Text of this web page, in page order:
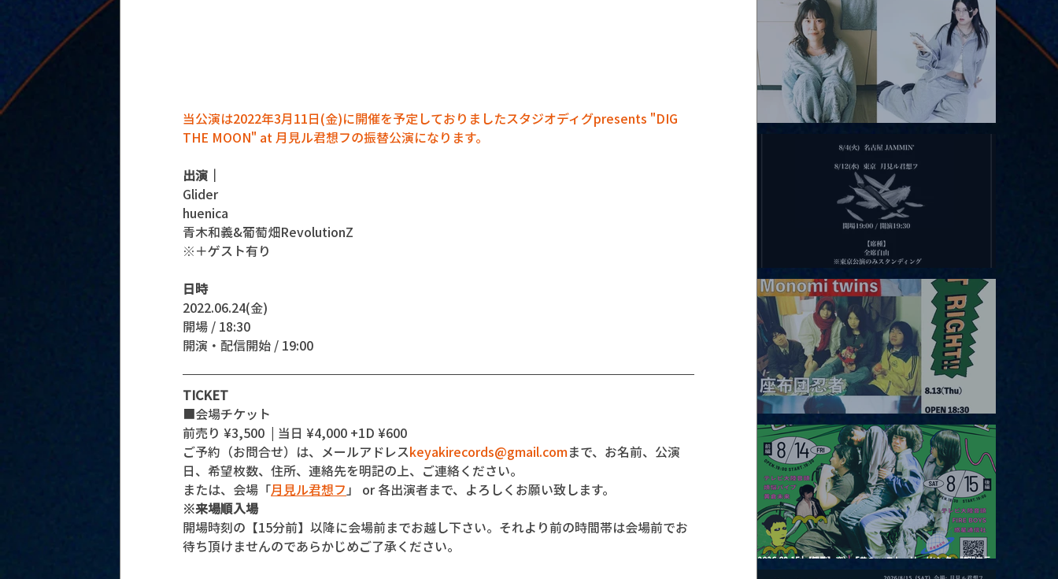
当公演は2022年3月11日(金)に開催を予定しておりましたスタジオディグpresents "DIG
THE MOON" at 月見ル君想フの振替公演になります。
出演｜
Glider
huenica
青木和義&葡萄畑RevolutionZ
※＋ゲスト有り
日時
2022.06.24(金)
開場 / 18:30
開演・配信開始 / 19:00
TICKET
■会場チケット
前売り ¥3,500  | 当日 ¥4,000 +1D ¥600
ご予約（お問合せ）は、メールアドレスkeyakirecords@gmail.comまで、お名前、公演
日、希望枚数、住所、連絡先を明記の上、ご連絡ください。
または、会場「月見ル君想フ」 or 各出演者まで、よろしくお願い致します。
※来場順入場
開場時刻の【15分前】以降に会場前までお越し下さい。それより前の時間帯は会場前でお
待ち頂けませんのであらかじめご了承ください。
2026.08.12 |【観覧】田澤孝介 ソロワンマン 「Ballad Box 2026」
2026.08.13 |【観覧】JUST RIGHT!! vol.26
2026.08.15 |【観覧】夜）『巷のmyストーリー/センター"訳"フラ
ッシュ⚡️後編』